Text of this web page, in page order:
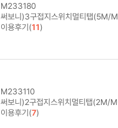
M233180
써보니)3구접지스위치멀티탭(5M/
이용후기(11)
M233110
써보니)2구접지스위치멀티탭(2M/
이용후기(7)